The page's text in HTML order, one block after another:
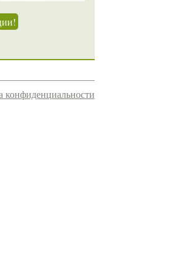
конфиденциальности